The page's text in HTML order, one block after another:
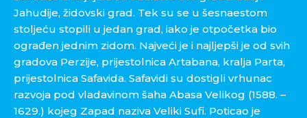
Jahudije, židovski grad. Tek su se u šesnaestom
stoljeću stopili u jedan grad, iako je otpočetka bio
ograđen jednim zidom. Najveći je i najljepši je od svih
gradova Perzije, prijestolnica Artabana, kralja Parta,
prijestolnica Safavida. Safavidi su dostigli vrhunac
razvoja pod vladavinom šaha Abasa Velikog (1588. –
1629.) kojeg Zapad naziva Veliki Sufi. Poticao je